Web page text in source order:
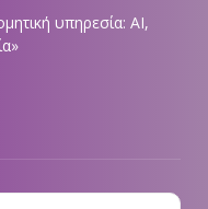
υπηρεσία: AI,